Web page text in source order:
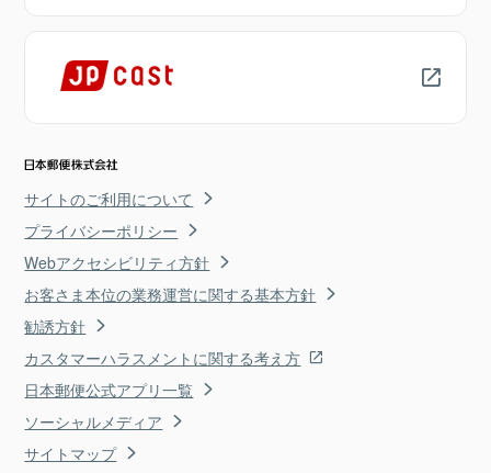
サイトのご利用について
プライバシーポリシー
Webアクセシビリティ方針
お客さま本位の業務運営に関する基本方針
勧誘方針
カスタマーハラスメントに関する考え方
日本郵便公式アプリ一覧
ソーシャルメディア
サイトマップ